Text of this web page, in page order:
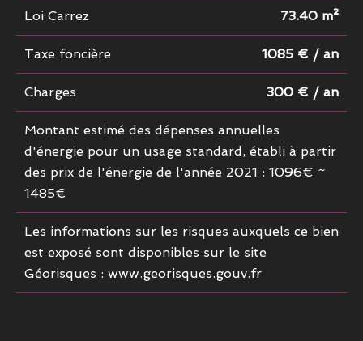
Loi Carrez 73.40 m²
Taxe foncière 1085 € / an
Charges 300 € / an
Montant estimé des dépenses annuelles
d'énergie pour un usage standard, établi à partir
des prix de l'énergie de l'année 2021 : 1096€ ~
1485€
Les informations sur les risques auxquels ce bien
est exposé sont disponibles sur le site
Géorisques : www.georisques.gouv.fr